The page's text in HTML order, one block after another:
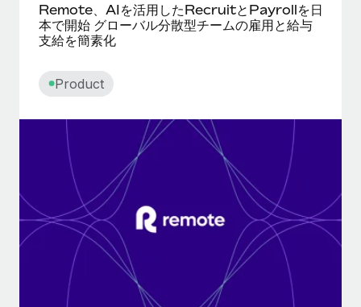
コンプライアンスリスクを先回りして対応
デバイス管理
ITデバイスを世界規模で提供・管理
法令順守した法人をスピーディに設立
移住・転勤
従業員の異動をスムーズに
福利厚生
従業員の福利厚生を簡単に管理
ブログ
グローバル給与処理
EORおよびPEO
ブログを読む
ブログ
Remoteの製品アップデート：GustoとXeroの統合お
よびContractor Management Plus（契約社員管理
プラス）
Remote、AIを活用したRecruitとPayrollを日
本で開始 グローバル分散型チームの雇用と給与
支給を簡素化
Product